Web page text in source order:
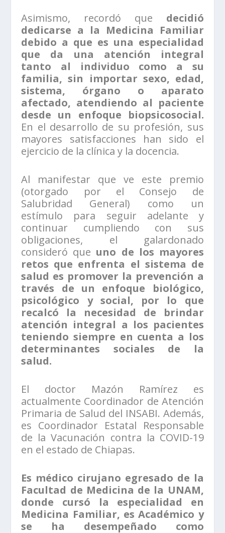
Asimismo, recordó que decidió
dedicarse a la Medicina Familiar
debido a que es una especialidad
que da una atención integral
tanto al individuo como a su
familia, sin importar sexo, edad,
sistema, órgano o aparato
afectado, atendiendo al paciente
desde un enfoque biopsicosocial.
En el desarrollo de su profesión, sus
mayores satisfacciones han sido el
ejercicio de la clínica y la docencia.
Al manifestar que ve este premio
(otorgado por el Consejo de
Salubridad General) como un
estímulo para seguir adelante y
continuar cumpliendo con sus
obligaciones, el galardonado
consideró que uno de los mayores
retos que enfrenta el sistema de
salud es promover la prevención a
través de un enfoque biológico,
psicológico y social, por lo que
recalcó la necesidad de brindar
atención integral a los pacientes
teniendo siempre en cuenta a los
determinantes sociales de la
salud.
El doctor Mazón Ramírez es
actualmente Coordinador de Atención
Primaria de Salud del INSABI. Además,
es Coordinador Estatal Responsable
de la Vacunación contra la COVID-19
en el estado de Chiapas.
Es médico cirujano egresado de la
Facultad de Medicina de la UNAM,
donde cursó la especialidad en
Medicina Familiar, es Académico y
se ha desempeñado como